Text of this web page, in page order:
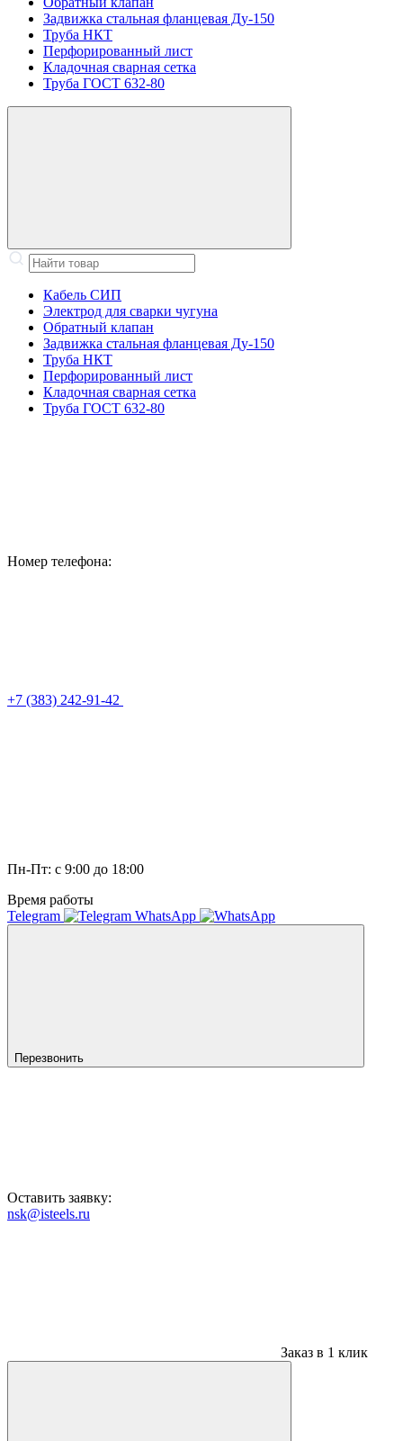
Задвижка стальная фланцевая Ду-150
Труба НКТ
Перфорированный лист
Кладочная сварная сетка
Труба ГОСТ 632-80
Кабель СИП
Электрод для сварки чугуна
Обратный клапан
Задвижка стальная фланцевая Ду-150
Труба НКТ
Перфорированный лист
Кладочная сварная сетка
Труба ГОСТ 632-80
Номер телефона:
+7 (383) 242-91-42
Пн-Пт: с 9:00 до 18:00
Время работы
Telegram
WhatsApp
Перезвонить
Оставить заявку:
nsk@isteels.ru
Заказ в 1 клик